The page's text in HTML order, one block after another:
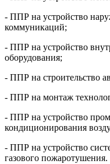
- ППР на устройство
коммуникаций;
- ППР на устройство
оборудования;
- ППР на строительство
- ППР на монтаж
- ППР на устройство
кондиционирования
- ППР на устройство
газового пожаротушения.